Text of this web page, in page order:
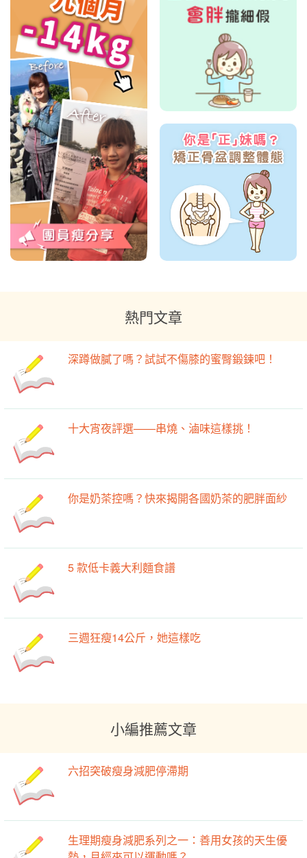
熱門文章
深蹲做膩了嗎？試試不傷膝的蜜臀鍛鍊吧！
十大宵夜評選——串燒、滷味這樣挑！
你是奶茶控嗎？快來揭開各國奶茶的肥胖面紗
5 款低卡義大利麵食譜
三週狂瘦14公斤，她這樣吃
小編推薦文章
六招突破瘦身減肥停滯期
生理期瘦身減肥系列之一：善用女孩的天生優